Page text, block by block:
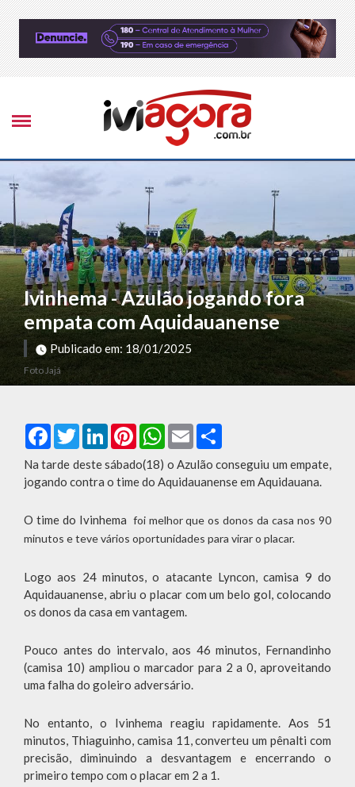
Ivinhema - Azulão jogando fora
empata com Aquidauanense
Publicado em: 18/01/2025
Foto Jajá
Facebook
TwitterLinkedInPinterestWhatsApp
Email
Na tarde deste sábado(18) o Azulão conseguiu um empate,
jogando contra o time do Aquidauanense em Aquidauana.
O time do Ivinhema foi melhor que os donos da casa nos 90
minutos e teve vários oportunidades para virar o placar.
Logo aos 24 minutos, o atacante Lyncon, camisa 9 do
Aquidauanense, abriu o placar com um belo gol, colocando
os donos da casa em vantagem.
Pouco antes do intervalo, aos 46 minutos, Fernandinho
(camisa 10) ampliou o marcador para 2 a 0, aproveitando
uma falha do goleiro adversário.
No entanto, o Ivinhema reagiu rapidamente. Aos 51
minutos, Thiaguinho, camisa 11, converteu um pênalti com
precisão, diminuindo a desvantagem e encerrando o
primeiro tempo com o placar em 2 a 1.